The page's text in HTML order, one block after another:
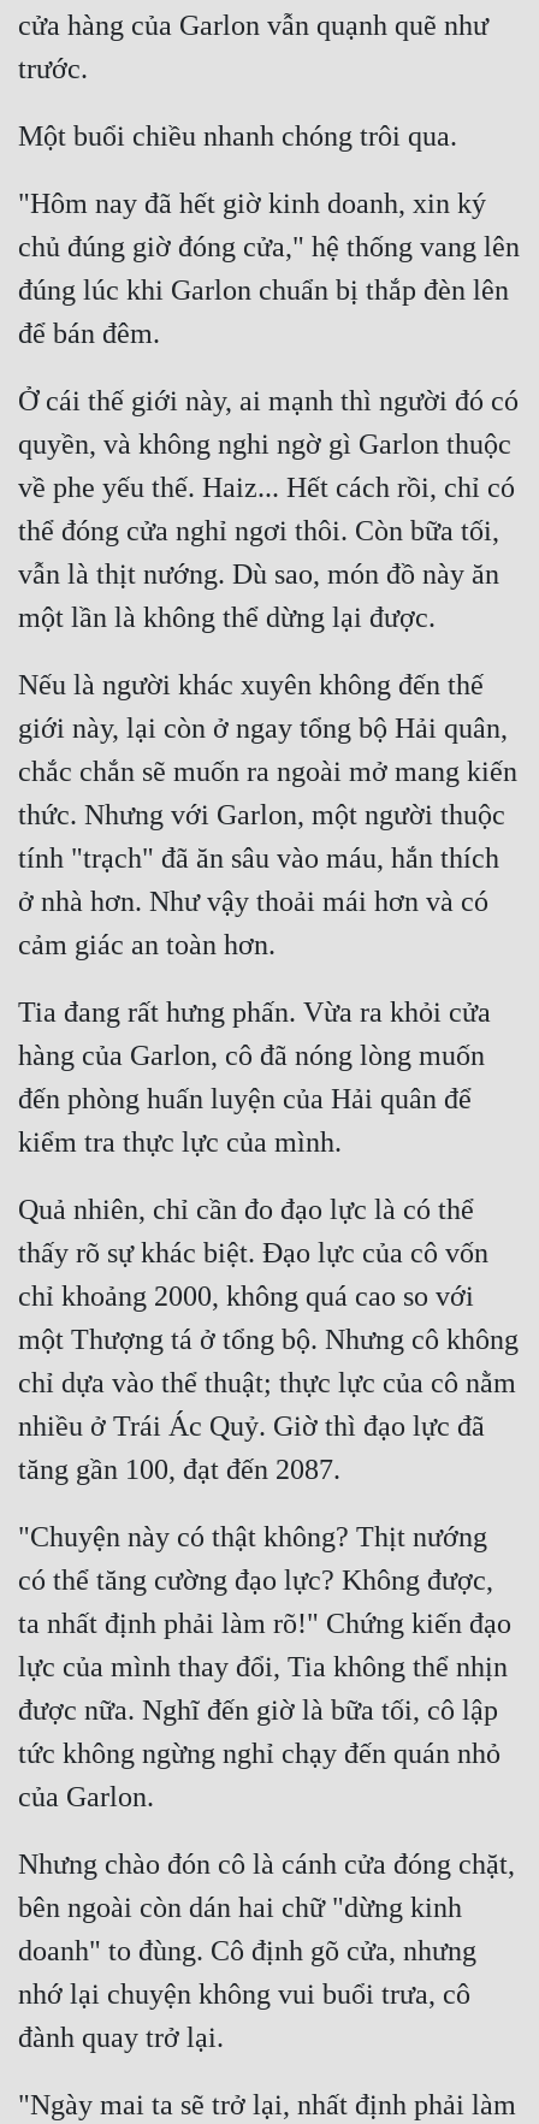
Du Hí
Dã Sử
Dị Giới
Góc Nhìn Nữ
Huyền Ảo
Hệ Thống
Học Đường
Khoa Huyễn Không Gian
Kinh Dị
Kiếm Hiệp
Kỳ Huyễn
Kỳ Ảo
Linh Dị
Lịch Sử
Mưu Mô
Mạt Thế
Ngược
Nữ Cường
Nữ Phụ
Phong Thủy - Tâm Linh
Phương Tây
Phản Phái
Quan Trường
Quân Sự
Sảng Văn
Sắc
Sủng
Tiên Hiệp
Tiểu Thuyết
Trinh Thám
Triều Đấu
Trọng Sinh
cửa hàng của Garlon vẫn quạnh quẽ như
"Hôm nay đã hết giờ kinh doanh, xin ký
chủ đúng giờ đóng cửa," hệ thống vang lên
đúng lúc khi Garlon chuẩn bị thắp đèn lên
Ở cái thế giới này, ai mạnh thì người đó có
quyền, và không nghi ngờ gì Garlon thuộc
về phe yếu thế. Haiz... Hết cách rồi, chỉ có
thể đóng cửa nghỉ ngơi thôi. Còn bữa tối,
vẫn là thịt nướng. Dù sao, món đồ này ăn
Nếu là người khác xuyên không đến thế
giới này, lại còn ở ngay tổng bộ Hải quân,
chắc chắn sẽ muốn ra ngoài mở mang kiến
thức. Nhưng với Garlon, một người thuộc
tính "trạch" đã ăn sâu vào máu, hắn thích
ở nhà hơn. Như vậy thoải mái hơn và có
Tia đang rất hưng phấn. Vừa ra khỏi cửa
hàng của Garlon, cô đã nóng lòng muốn
đến phòng huấn luyện của Hải quân để
Quả nhiên, chỉ cần đo đạo lực là có thể
thấy rõ sự khác biệt. Đạo lực của cô vốn
chỉ khoảng 2000, không quá cao so với
một Thượng tá ở tổng bộ. Nhưng cô không
chỉ dựa vào thể thuật; thực lực của cô nằm
nhiều ở Trái Ác Quỷ. Giờ thì đạo lực đã
"Chuyện này có thật không? Thịt nướng
có thể tăng cường đạo lực? Không được,
ta nhất định phải làm rõ!" Chứng kiến đạo
lực của mình thay đổi, Tia không thể nhịn
được nữa. Nghĩ đến giờ là bữa tối, cô lập
tức không ngừng nghỉ chạy đến quán nhỏ
Nhưng chào đón cô là cánh cửa đóng chặt,
bên ngoài còn dán hai chữ "dừng kinh
doanh" to đùng. Cô định gõ cửa, nhưng
nhớ lại chuyện không vui buổi trưa, cô
"Ngày mai ta sẽ trở lại, nhất định phải làm